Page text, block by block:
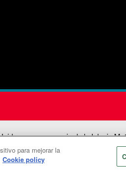
es una agencia de la Iglesia
Unidas. Reservados todos los
para mejorar la
Cookie policy